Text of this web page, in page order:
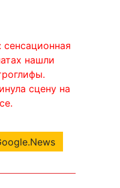
нашли
сцену на